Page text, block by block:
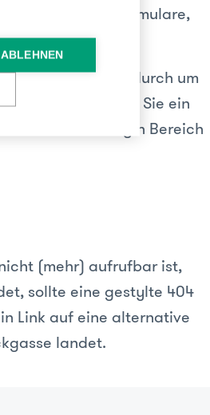
Funktionieren Formulare,
andere Links durch um
führen. Senden Sie ein
- im Login Bereich
(mehr) aufrufbar ist,
sollte eine gestylte 404
Link auf eine alternative
landet.